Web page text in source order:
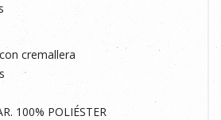
cremallera
100% POLIÉSTER